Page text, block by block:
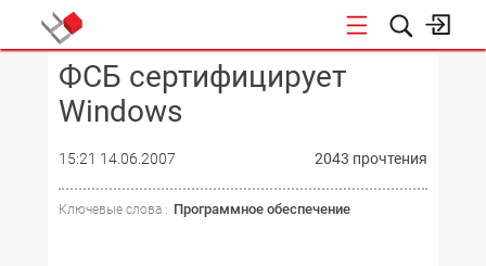
КОНФЕРЕНЦИИ
ФСБ сертифицирует
Windows
15:21 14.06.2007 2043 прочтения
Ключевые слова : Программное обеспечение